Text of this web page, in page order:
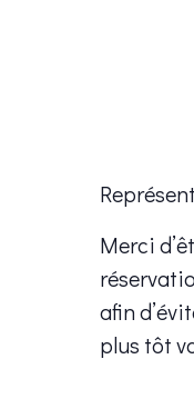
Merci
afin
plus tôt